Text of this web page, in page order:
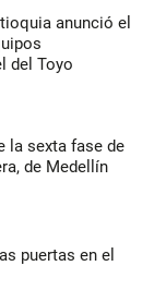
anunció el
del Toyo
la sexta fase de
de Medellín
puertas en el